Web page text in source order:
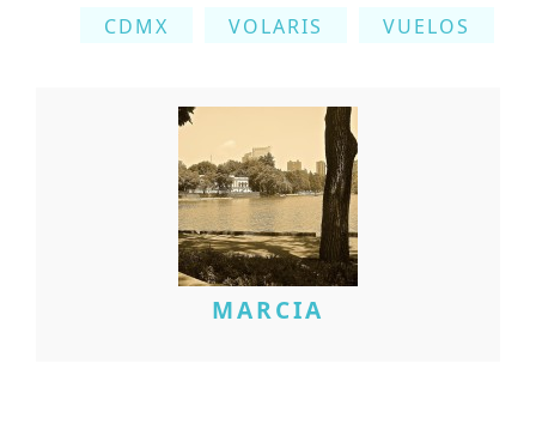
CDMX
VOLARIS VUELOS
MARCIA